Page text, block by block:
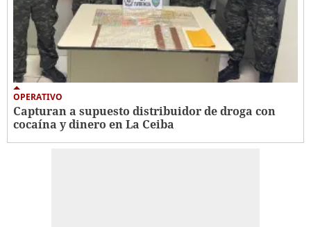
OPERATIVO
Capturan a supuesto distribuidor de droga con
cocaína y dinero en La Ceiba